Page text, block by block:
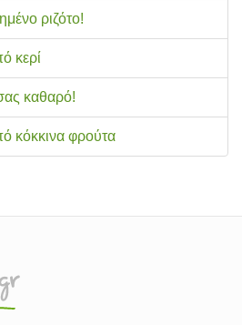
ριζότο!
κερί
καθαρό!
κόκκινα φρούτα